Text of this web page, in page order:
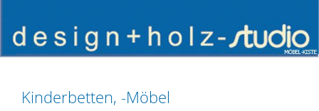
Kinderbetten, -Möbel